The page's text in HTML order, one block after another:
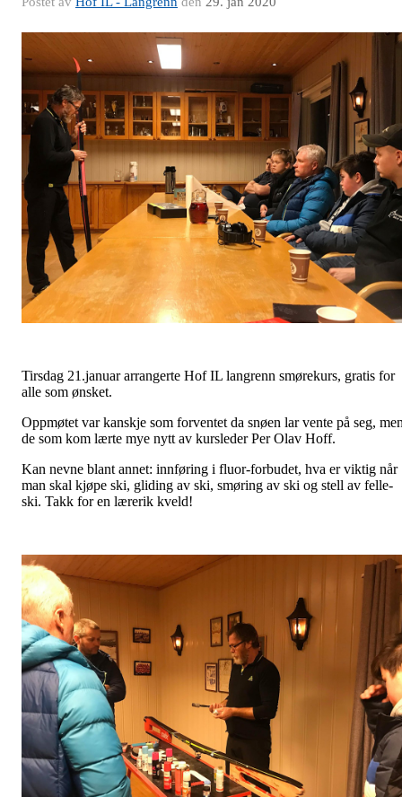
Tirsdag 21.januar arrangerte Hof IL langrenn smørekurs, gratis for
alle som ønsket.
Oppmøtet var kanskje som forventet da snøen lar vente på seg,
de som kom lærte mye nytt av kursleder Per Olav Hoff.
Kan nevne blant annet: innføring i fluor-forbudet, hva er viktig når
man skal kjøpe ski, gliding av ski, smøring av ski og stell av felle-
ski. Takk for en lærerik kveld!